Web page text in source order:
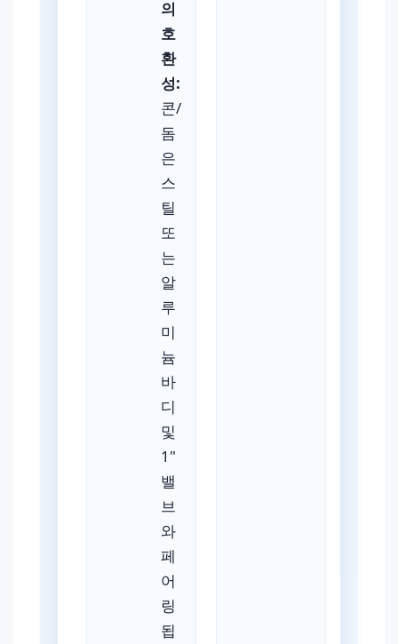
의
호
환
성:
콘/
돔
은
스
틸
또
는
알
루
미
늄
바
디
및
1"
밸
브
와
페
어
링
됩